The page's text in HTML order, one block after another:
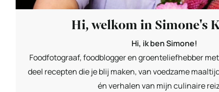
Hi, welkom in Simone's
Hi, ik ben Simone!
Foodfotograaf, foodblogger en groenteliefhebber
deel recepten die je blij maken, van voedzame
én verhalen van mijn culinaire